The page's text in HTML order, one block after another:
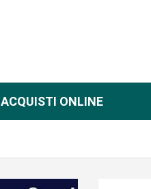
ACQUISTI ONLINE